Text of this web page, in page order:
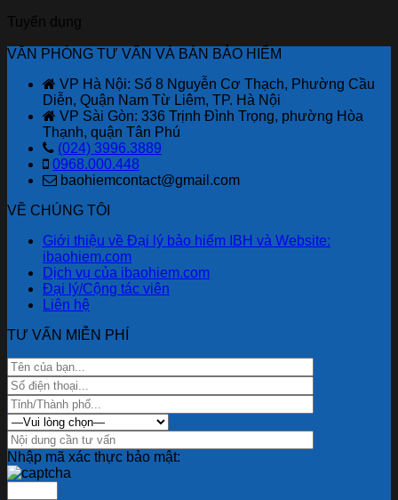
Việt
hiểm
Việt
mới
nhất
khách
với
ưu
đãi
lên
tỷ
dịp
80
quốc
Hiểm
Ninh
–
“Lá
Chắn
Số”
Trong
Thời
Đại
Lừa
Đảo
Công
Nghệ
Cao
Tuyển dụng
VĂN PHÒNG TƯ VẤN VÀ BÁN BẢO HIỂM
VP Hà Nội: Số 8 Nguyễn Cơ Thạch, Phường Cầu
Diễn, Quận Nam Từ Liêm, TP. Hà Nội
VP Sài Gòn: 336 Trịnh Đình Trọng, phường Hòa
Thạnh, quận Tân Phú
(024) 3996.3889
0968.000.448
baohiemcontact@gmail.com
VỀ CHÚNG TÔI
Giới thiệu về Đại lý bảo hiểm IBH và Website:
ibaohiem.com
Dịch vụ của ibaohiem.com
Đại lý/Cộng tác viên
Liên hệ
TƯ VẤN MIỄN PHÍ
Nhập mã xác thực bảo mật: